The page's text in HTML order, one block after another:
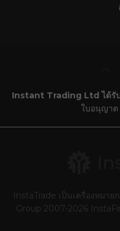
Instant Trading Ltd ได้รับ
ใบอนุญาต
InstaTrade เป็นเครื่องหมา
Group 2007-2026